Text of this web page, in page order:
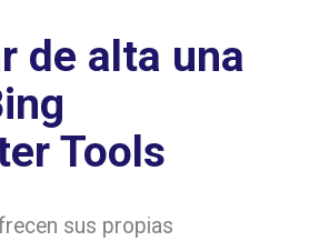
de alta una
Tools
sus propias